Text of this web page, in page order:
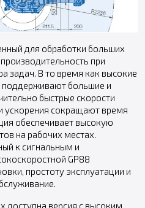
для обработки больших
при
задач. В то время как высокие
поддерживают большие и
быстрые скорости
ускорения сокращают время
обеспечивает высокую
на рабочих местах.
к сигнальным и
GP88
простоту эксплуатации и